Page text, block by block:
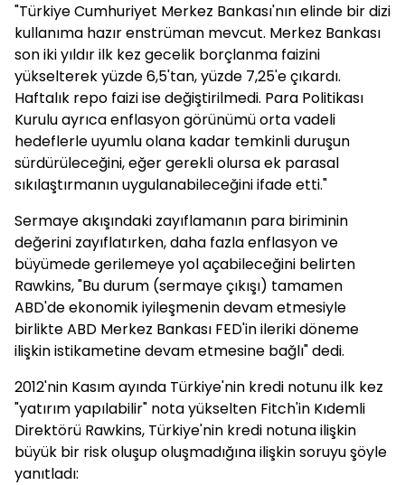
"Türkiye Cumhuriyet Merkez Bankası'nın elinde bir dizi
kullanıma hazır enstrüman mevcut. Merkez Bankası
son iki yıldır ilk kez gecelik borçlanma faizini
yükselterek yüzde 6,5'tan, yüzde 7,25'e çıkardı.
Haftalık repo faizi ise değiştirilmedi. Para Politikası
Kurulu ayrıca enflasyon görünümü orta vadeli
hedeflerle uyumlu olana kadar temkinli duruşun
sürdürüleceğini, eğer gerekli olursa ek parasal
sıkılaştırmanın uygulanabileceğini ifade etti."
Sermaye akışındaki zayıflamanın para biriminin
değerini zayıflatırken, daha fazla enflasyon ve
büyümede gerilemeye yol açabileceğini belirten
Rawkins, "Bu durum (sermaye çıkışı) tamamen
ABD'de ekonomik iyileşmenin devam etmesiyle
birlikte ABD Merkez Bankası FED'in ileriki döneme
ilişkin istikametine devam etmesine bağlı" dedi.
2012'nin Kasım ayında Türkiye'nin kredi notunu ilk kez
"yatırım yapılabilir" nota yükselten Fitch'in Kıdemli
Direktörü Rawkins, Türkiye'nin kredi notuna ilişkin
büyük bir risk oluşup oluşmadığına ilişkin soruyu şöyle
yanıtladı: